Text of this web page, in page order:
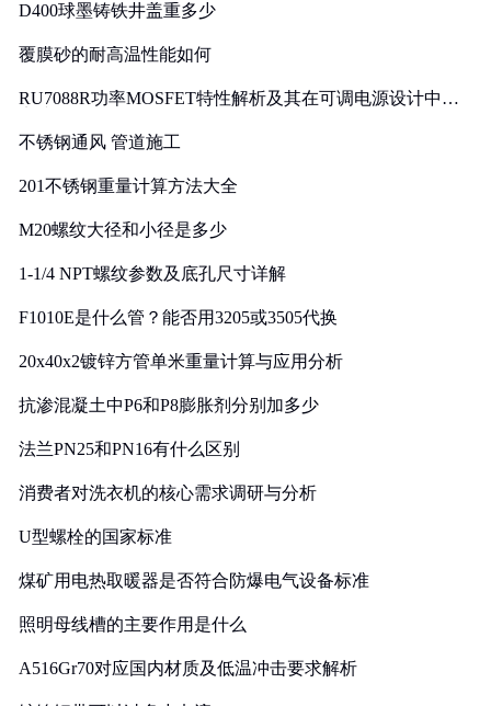
D400球墨铸铁井盖重多少
覆膜砂的耐高温性能如何
RU7088R功率MOSFET特性解析及其在可调电源设计中的
不锈钢通风 管道施工
201不锈钢重量计算方法大全
M20螺纹大径和小径是多少
1-1/4 NPT螺纹参数及底孔尺寸详解
F1010E是什么管？能否用3205或3505代换
20x40x2镀锌方管单米重量计算与应用分析
抗渗混凝土中P6和P8膨胀剂分别加多少
法兰PN25和PN16有什么区别
消费者对洗衣机的核心需求调研与分析
U型螺栓的国家标准
煤矿用电热取暖器是否符合防爆电气设备标准
照明母线槽的主要作用是什么
A516Gr70对应国内材质及低温冲击要求解析